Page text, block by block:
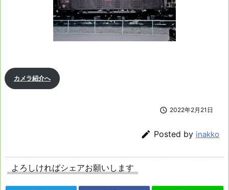
カメラ紹介へ
 2022年2月21日
 Posted by inakko
よろしければシェアお願いします